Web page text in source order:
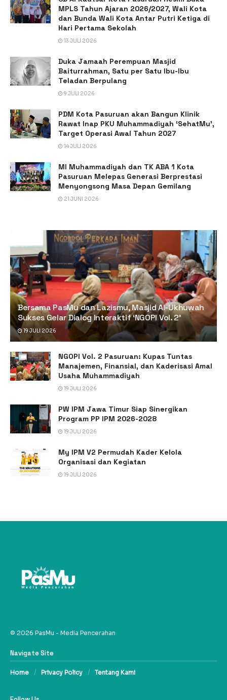
MPLS Tahun Ajaran 2026/2027, Wali Kota
dan Bunda Wali Kota Antar Putri Ketiga di
Hari Pertama Sekolah
13 JULI 2026
Duka Jamaah Perempuan Masjid
Baiturrahman, Satu per Satu Ibu-Ibu
Teladan Berpulang
9 JULI 2026
PDM Kota Pasuruan akan Bangun Klinik
Rawat Inap PKU Muhammadiyah ‘SehatMu’,
Target Operasi Awal Tahun 2027
14 JULI 2026
MI Muhammadiyah dan TK ABA 1 Kota
Pasuruan Melepas Generasi Berprestasi
Menyongsong Masa Depan Gemilang
21 JUNI 2026
Bersama PasMu dan Lazismu, Masjid Al-Ukhuwah
Sukses Gelar Dialog Interaktif ‘NGOPI Vol. 2’
19 JULI 2026
NGOPI Vol. 2 Pasuruan: Kupas Tuntas
Manajemen, Finansial, dan Kaderisasi Amal
Usaha Muhammadiyah
19 JULI 2026
PW IPM Jawa Timur Siap Sinergikan
Program PP IPM 2026-2028
19 JULI 2026
My IPM V2 Permudah Kader Kelola
Organisasi dan Kegiatan
19 JULI 2026
© 2026 PasMu - Media Pencerahan
Navigate Site
Home Privacy Policy Tentang Kami